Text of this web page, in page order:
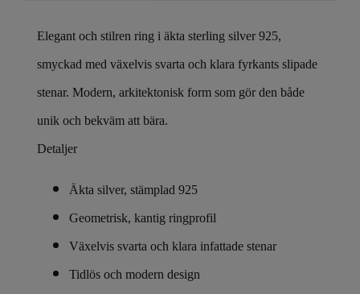
Elegant och stilren ring i äkta sterling silver 925,
smyckad med växelvis svarta och klara fyrkants slipade
stenar. Modern, arkitektonisk form som gör den både
unik och bekväm att bära.
Detaljer
Äkta silver, stämplad 925
Geometrisk, kantig ringprofil
Växelvis svarta och klara infattade stenar
Tidlös och modern design